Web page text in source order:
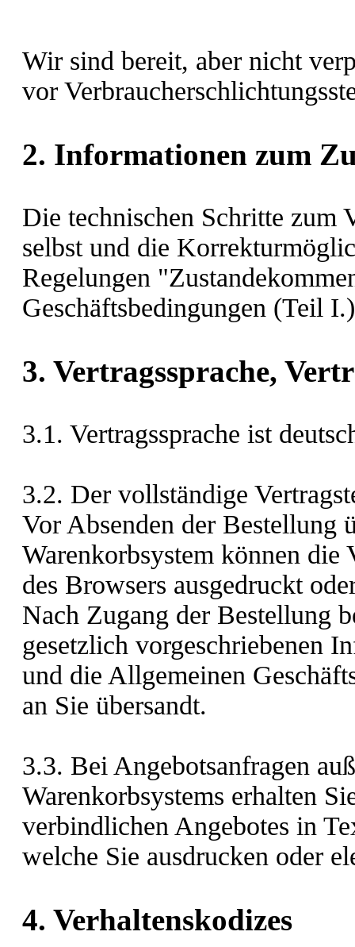
Wir sind bereit, aber nicht
vor
2. Informationen zum
Die technischen Schritte zum
selbst und die
Regelungen
Geschäftsbedingungen (Teil
3. Vertragssprache,
3.1. Vertragssprache ist
3.2. Der vollständige
Vor Absenden der Bestellung
Warenkorbsystem können die
des Browsers ausgedruckt
Nach Zugang der Bestellung
gesetzlich vorgeschriebenen
und die Allgemeinen
an Sie übersandt.
3.3. Bei Angebotsanfragen
Warenkorbsystems erhalten
verbindlichen Angebotes in
welche Sie ausdrucken oder
4. Verhaltenskodizes